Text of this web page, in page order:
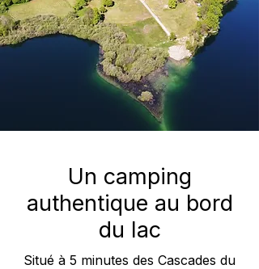
Un camping
authentique au bord
du lac
Situé à 5 minutes des Cascades du